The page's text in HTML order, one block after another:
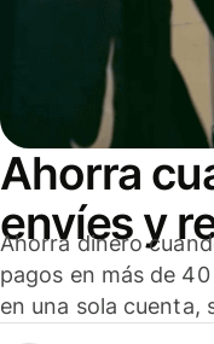
Ahorra
envíes y
Ahorra dinero
pagos en más de
en una sola cuenta,